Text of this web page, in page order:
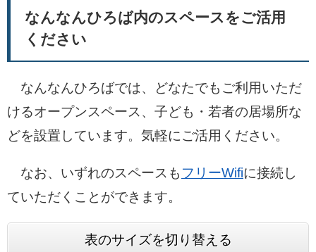
なんなんひろば内のスペースをご活用
ください
なんなんひろばでは、どなたでもご利用いただ
けるオープンスペース、子ども・若者の居場所な
どを設置しています。気軽にご活用ください。
なお、いずれのスペースも フリーWifiに接続し
ていただくことができます。
表のサイズを切り替える